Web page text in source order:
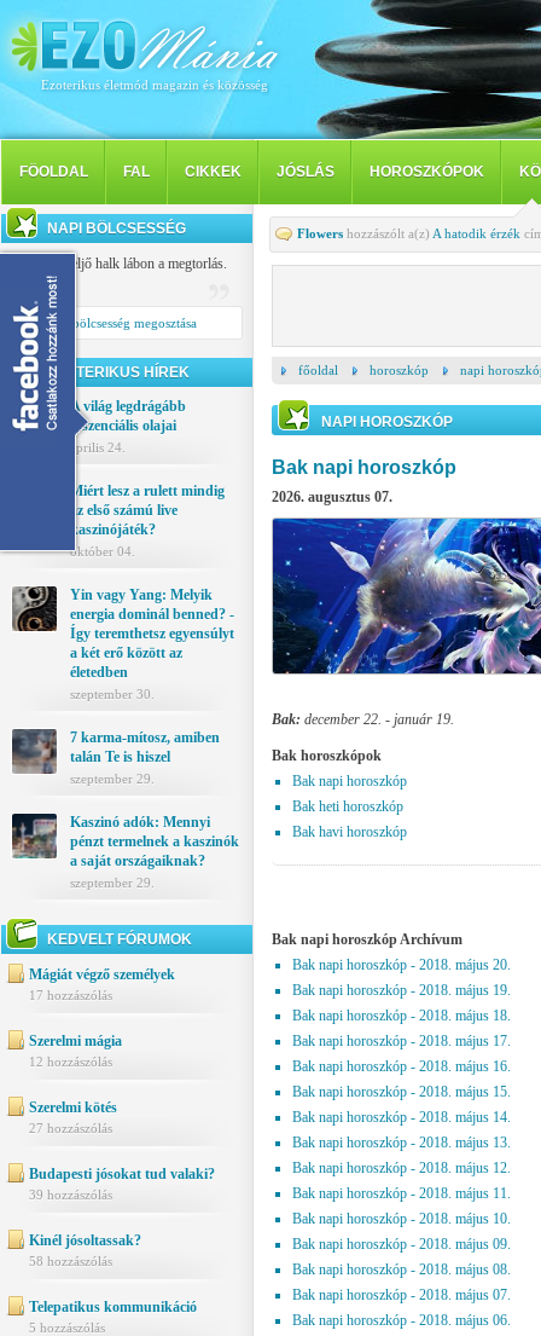
Ezoterikus életmód magazin és közösség
FÖOLDAL FAL CIKKEK JÓSLÁS HOROSZKÓPOK
NAPI BÖLCSESSÉG
Késve, de eljő halk lábon a megtorlás.
Tibullus
Napi bölcsesség megosztása
EZOTERIKUS HÍREK
A világ legdrágább
esszenciális olajai
április 24.
Miért lesz a rulett mindig
az első számú live
kaszinójáték?
október 04.
Yin vagy Yang: Melyik
energia dominál benned? -
Így teremthetsz egyensúlyt
a két erő között az
életedben
szeptember 30.
7 karma-mítosz, amiben
talán Te is hiszel
szeptember 29.
Kaszinó adók: Mennyi
pénzt termelnek a kaszinók
a saját országaiknak?
szeptember 29.
KEDVELT FÓRUMOK
Mágiát végző személyek
17 hozzászólás
Szerelmi mágia
12 hozzászólás
Szerelmi kötés
27 hozzászólás
Budapesti jósokat tud valaki?
39 hozzászólás
Kinél jósoltassak?
58 hozzászólás
Telepatikus kommunikáció
5 hozzászólás
Flowers hozzászólt a(z) A hatodik érzék
főoldal horoszkóp napi
NAPI HOROSZKÓP
Bak napi horoszkóp
2026. augusztus 07.
Bak: december 22. - január 19.
Bak horoszkópok
Bak napi horoszkóp
Bak heti horoszkóp
Bak havi horoszkóp
Bak napi horoszkóp Archívum
Bak napi horoszkóp - 2018. május 20.
Bak napi horoszkóp - 2018. május 19.
Bak napi horoszkóp - 2018. május 18.
Bak napi horoszkóp - 2018. május 17.
Bak napi horoszkóp - 2018. május 16.
Bak napi horoszkóp - 2018. május 15.
Bak napi horoszkóp - 2018. május 14.
Bak napi horoszkóp - 2018. május 13.
Bak napi horoszkóp - 2018. május 12.
Bak napi horoszkóp - 2018. május 11.
Bak napi horoszkóp - 2018. május 10.
Bak napi horoszkóp - 2018. május 09.
Bak napi horoszkóp - 2018. május 08.
Bak napi horoszkóp - 2018. május 07.
Bak napi horoszkóp - 2018. május 06.